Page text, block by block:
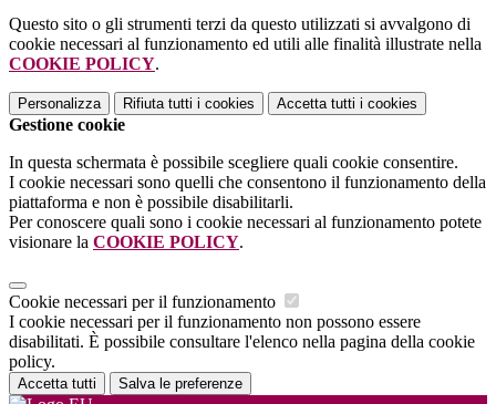
Questo sito o gli strumenti terzi da questo utilizzati si avvalgono di
cookie necessari al funzionamento ed utili alle finalità illustrate nella
COOKIE POLICY.
Personalizza Rifiuta tutti i cookies Accetta tutti i cookies
Gestione cookie
In questa schermata è possibile scegliere quali cookie consentire.
I cookie necessari sono quelli che consentono il funzionamento della
piattaforma e non è possibile disabilitarli.
Per conoscere quali sono i cookie necessari al funzionamento potete
visionare la COOKIE POLICY.
Cookie necessari per il funzionamento
I cookie necessari per il funzionamento non possono essere
disabilitati. È possibile consultare l'elenco nella pagina della cookie
policy.
Accetta tutti Salva le preferenze